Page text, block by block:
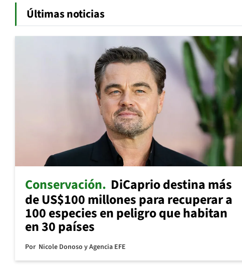
Últimas noticias
Conservación DiCaprio destina más
de US$100 millones para recuperar a
100 especies en peligro que habitan
en 30 países
Por Nicole Donoso y Agencia EFE